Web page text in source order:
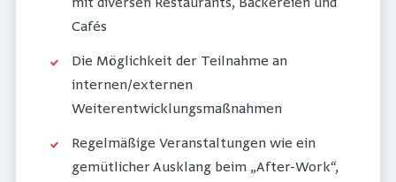
mit diversen Restaurants, Bäckereien und
Cafés
Die Möglichkeit der Teilnahme an
internen/externen
Weiterentwicklungsmaßnahmen
Regelmäßige Veranstaltungen wie ein
gemütlicher Ausklang beim „After-Work“,